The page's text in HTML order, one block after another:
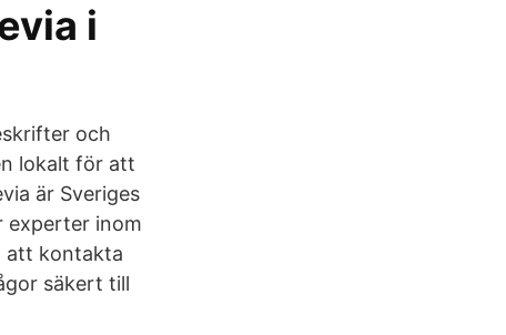
i
och
lokalt för att
är Sveriges
experter inom
att kontakta
säkert till